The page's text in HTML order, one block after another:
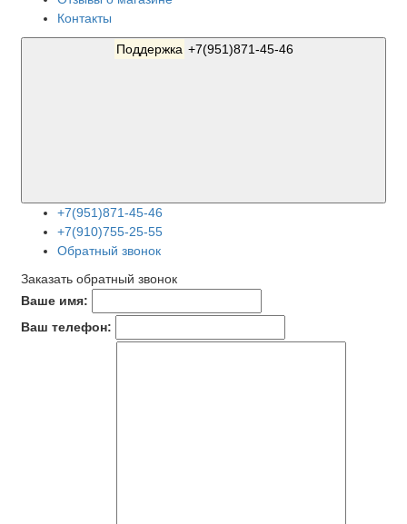
Контакты
Поддержка +7(951)871-45-46
+7(951)871-45-46
+7(910)755-25-55
Обратный звонок
Заказать обратный звонок
Ваше имя:
Ваш телефон: